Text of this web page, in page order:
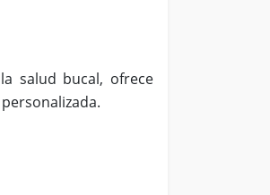
salud bucal, ofrece